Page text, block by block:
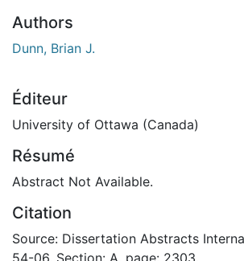
Authors
Dunn, Brian J.
Éditeur
University of Ottawa (Canada)
Résumé
Abstract Not Available.
Citation
Source: Dissertation Abstracts
54-06, Section: A, page: 2303.